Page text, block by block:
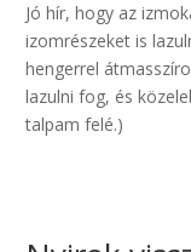
Jó hír, hogy az
izomrészeket is
hengerrel
lazulni fog, és
talpam felé.)